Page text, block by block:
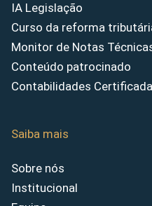
IA Legislação
Curso da reforma
Monitor de Notas
Conteúdo patrocinado
Contabilidades
Saiba mais
Sobre nós
Institucional